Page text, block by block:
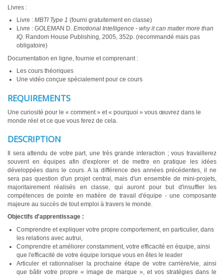
Livres :
Livre : MBTI Type 1 (fourni gratuitement en classe)
Livre : GOLEMAN D. Emotional Intelligence - why it can matter more than
IQ. Random House Publishing, 2005, 352p. (recommandé mais pas
obligatoire)
Documentation en ligne, fournie et comprenant :
Les cours théoriques
Une vidéo conçue spécialement pour ce cours
REQUIREMENTS
Une curiosité pour le « comment » et « pourquoi » vous œuvrez dans le
monde réel et ce que vous ferez de cela.
DESCRIPTION
Il sera attendu de votre part, une très grande interaction ; vous travaillerez
souvent en équipes afin d'explorer et de mettre en pratique les idées
développées dans le cours. A la différence des années précédentes, il ne
sera pas question d'un projet central, mais d'un ensemble de mini-projets,
majoritairement réalisés en classe, qui auront pour but d'insuffler les
compétences de pointe en matière de travail d'équipe - une composante
majeure au succès de tout emploi à travers le monde.
Objectifs d'apprentissage :
Comprendre et expliquer votre propre comportement, en particulier, dans
les relations avec autrui,
Comprendre et améliorer constamment, votre efficacité en équipe, ainsi
que l'efficacité de votre équipe lorsque vous en êtes le leader
Articuler et rationnaliser la prochaine étape de votre carrière/vie, ainsi
que bâtir votre propre « image de marque », et vos stratégies dans le